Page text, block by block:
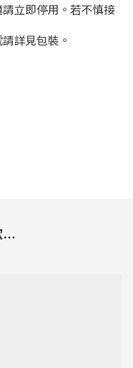
立即停用。若不慎接
詳見包裝。
...